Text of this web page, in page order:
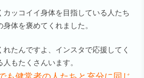
カッコイイ身体を目指している人たち
身体を褒めてくれました。
たんですよ、インスタで応援してく
人もたくさんいます。